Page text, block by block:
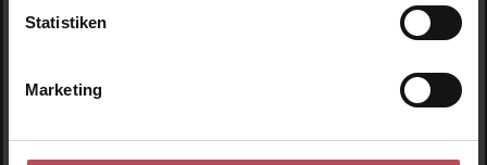
Statistiken
Marketing